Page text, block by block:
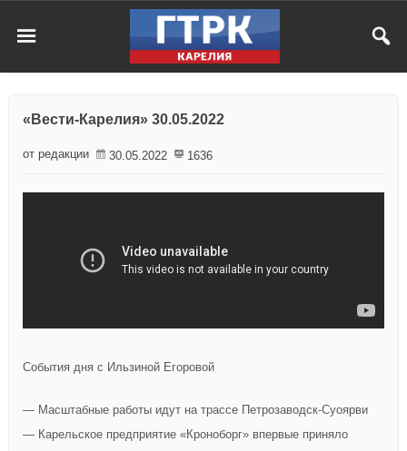
«Вести-Карелия» 30.05.2022
от редакции 30.05.2022 1636
События дня с Ильзиной Егоровой
— Масштабные работы идут на трассе Петрозаводск-Суоярви
— Карельское предприятие «Кроноборг» впервые приняло